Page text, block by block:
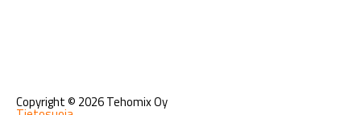
Copyright © 2026 Tehomix Oy